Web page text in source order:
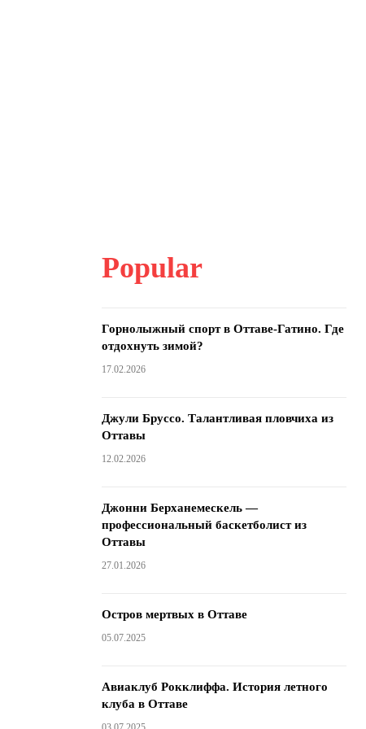
Popular
Горнолыжный спорт в Оттаве-Гатино. Где
отдохнуть зимой?
17.02.2026
Джули Бруссо. Талантливая пловчиха из
Оттавы
12.02.2026
Джонни Берханемескель —
профессиональный баскетболист из
Оттавы
27.01.2026
Остров мертвых в Оттаве
05.07.2025
Авиаклуб Рокклиффа. История летного
клуба в Оттаве